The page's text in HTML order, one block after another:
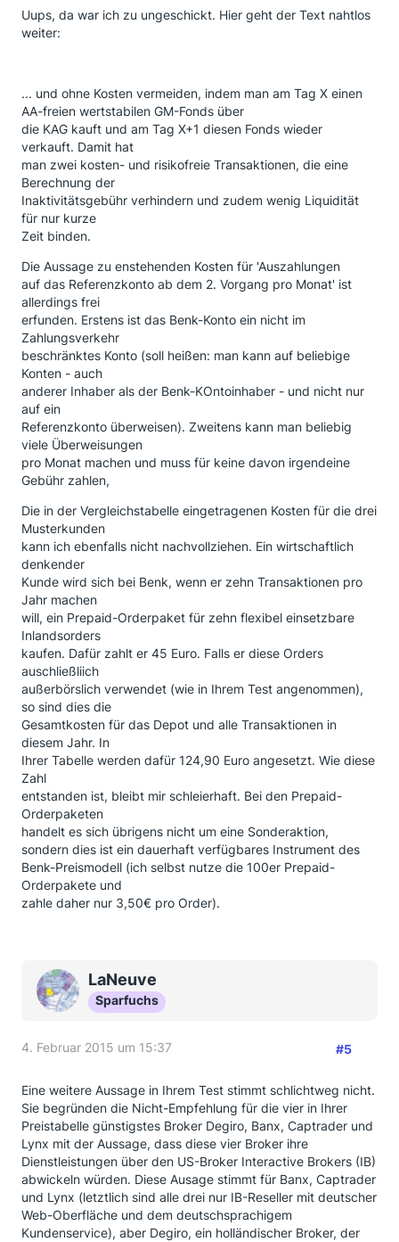
Uups, da war ich zu ungeschickt. Hier geht der Text nahtlos
weiter:
... und ohne Kosten vermeiden, indem man am Tag X einen
AA-freien wertstabilen GM-Fonds über
die KAG kauft und am Tag X+1 diesen Fonds wieder
verkauft. Damit hat
man zwei kosten- und risikofreie Transaktionen, die eine
Berechnung der
Inaktivitätsgebühr verhindern und zudem wenig Liquidität
für nur kurze
Zeit binden.
Die Aussage zu enstehenden Kosten für 'Auszahlungen
auf das Referenzkonto ab dem 2. Vorgang pro Monat' ist
allerdings frei
erfunden. Erstens ist das Benk-Konto ein nicht im
Zahlungsverkehr
beschränktes Konto (soll heißen: man kann auf beliebige
Konten - auch
anderer Inhaber als der Benk-KOntoinhaber - und nicht nur
auf ein
Referenzkonto überweisen). Zweitens kann man beliebig
viele Überweisungen
pro Monat machen und muss für keine davon irgendeine
Gebühr zahlen,
Die in der Vergleichstabelle eingetragenen Kosten für die drei
Musterkunden
kann ich ebenfalls nicht nachvollziehen. Ein wirtschaftlich
denkender
Kunde wird sich bei Benk, wenn er zehn Transaktionen pro
Jahr machen
will, ein Prepaid-Orderpaket für zehn flexibel einsetzbare
Inlandsorders
kaufen. Dafür zahlt er 45 Euro. Falls er diese Orders
auschließliich
außerbörslich verwendet (wie in Ihrem Test angenommen),
so sind dies die
Gesamtkosten für das Depot und alle Transaktionen in
diesem Jahr. In
Ihrer Tabelle werden dafür 124,90 Euro angesetzt. Wie diese
Zahl
entstanden ist, bleibt mir schleierhaft. Bei den Prepaid-
Orderpaketen
handelt es sich übrigens nicht um eine Sonderaktion,
sondern dies ist ein dauerhaft verfügbares Instrument des
Benk-Preismodell (ich selbst nutze die 100er Prepaid-
Orderpakete und
zahle daher nur 3,50€ pro Order).
LaNeuve
Sparfuchs
4. Februar 2015 um 15:37 #5
Eine weitere Aussage in Ihrem Test stimmt schlichtweg nicht.
Sie begründen die Nicht-Empfehlung für die vier in Ihrer
Preistabelle günstigstes Broker Degiro, Banx, Captrader und
Lynx mit der Aussage, dass diese vier Broker ihre
Dienstleistungen über den US-Broker Interactive Brokers (IB)
abwickeln würden. Diese Ausage stimmt für Banx, Captrader
und Lynx (letztlich sind alle drei nur IB-Reseller mit deutscher
Web-Oberfläche und dem deutschsprachigem
Kundenservice), aber Degiro, ein holländischer Broker, der